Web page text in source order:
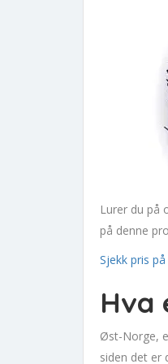
Lurer du på
på denne
Sjekk pris
Hva
Øst-Norge,
siden det er